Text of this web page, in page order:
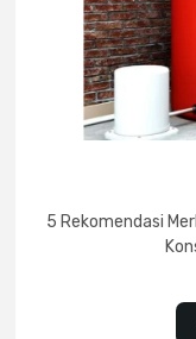
5 Rekomendasi